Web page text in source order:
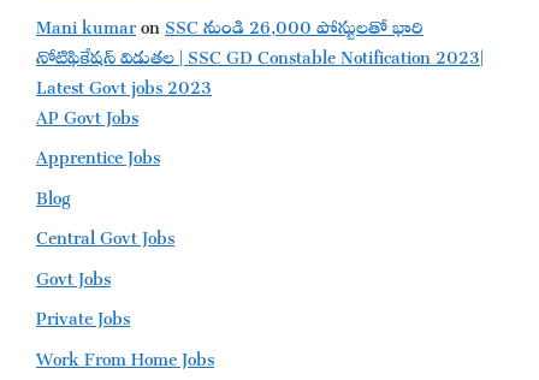
Mani kumaronSSC నుండి 26,000 పోస్టులతో భారి
నోటిఫికేషన్ విడుతల | SSC GD Constable Notification 2023|
Latest Govt jobs 2023
AP Govt Jobs
Apprentice Jobs
Blog
Central Govt Jobs
Govt Jobs
Private Jobs
Work From Home Jobs